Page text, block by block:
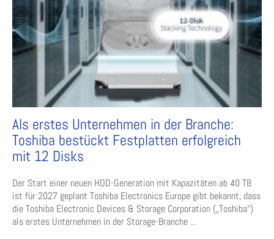
Als erstes Unternehmen in der Branche:
Toshiba bestückt Festplatten erfolgreich
mit 12 Disks
Der Start einer neuen HDD-Generation mit Kapazitäten ab 40 TB
ist für 2027 geplant Toshiba Electronics Europe gibt bekannt, dass
die Toshiba Electronic Devices & Storage Corporation („Toshiba“)
als erstes Unternehmen in der Storage-Branche ...